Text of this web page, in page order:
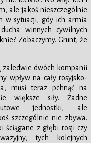
ale jakoś nieszczególnie
w sytuacji, gdy ich armia
winnych cywilnych
Zobaczymy. Grunt, że
zaledwie dwóch kompanii
wpływ na cały rosyjsko-
musi teraz pchnąć na
większe siły. Żadne
jednostki, ale
szczególnie nie zbywa.
ściągane z głębi rosji czy
tych kolejnych